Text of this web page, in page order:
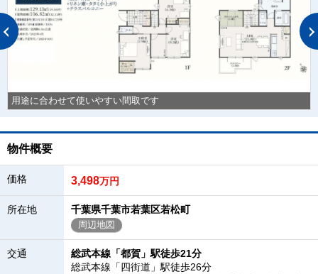
用途に合わせて使いやすい間取です
物件概要
価格 3,498万円
所在地 千葉県千葉市若葉区若松町
周辺地図
交通
総武本線「都賀」駅徒歩21分
総武本線「四街道」駅徒歩26分